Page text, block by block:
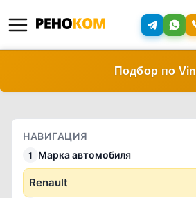
Подбор по Vin
НАВИГАЦИЯ
1 Марка автомобиля
Renault